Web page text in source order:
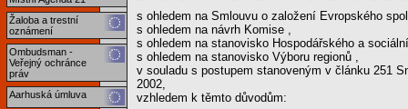
Žaloba a trestní
oznámení
Ombudsman -
Veřejný ochránce
práv
Aarhuská úmluva
s ohledem na Smlouvu o založení Evropského
s ohledem na návrh Komise ,
s ohledem na stanovisko Hospodářského a
s ohledem na stanovisko Výboru regionů ,
v souladu s postupem stanoveným v článku 251
2002,
vzhledem k těmto důvodům: